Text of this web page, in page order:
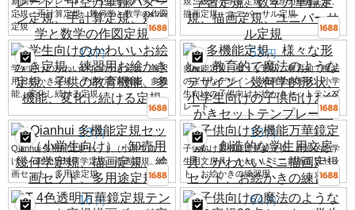
定規、手計算定規、幾何学と数学の作図
定規
描画定規、ユニバーサル定規
13 円
学生向けのかわいいお絵かき定規、練習
用お絵かき定規、子供の教育機能、多機
能、変化し続ける定規
53 円
多機能定規、様々な形状、教育的で魔法
のようなデザイン、幾何学的形状、小学
生向けの子供向けお絵かきセットテンプ
レート
23 円
Qianhui 多機能定規セット（小学生向
け） - 卸売用幾何学定規、描画定規、絵
画セット、多用途定規
13 円
子供向け多機能万華鏡定規、創造的な学
生用文房具、かわいいミニ描画定規セッ
ト、お絵かきの練習用
16 円 64 円